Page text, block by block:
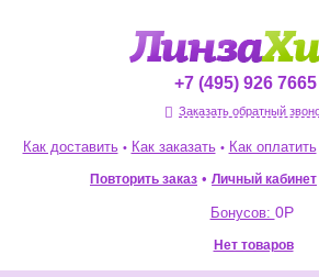
+7 (495) 926 7665
Заказать обратный
Как доставить • Как заказать • Как оплатить
Повторить заказ • Личный кабинет
Бонусов: 0Р
Нет товаров